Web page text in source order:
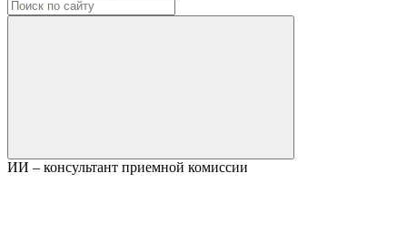
ИИ – консультант приемной комиссии